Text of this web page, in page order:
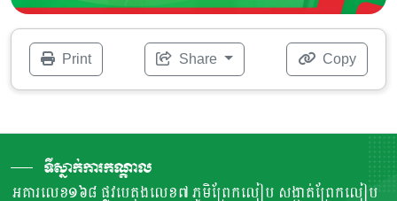
Print Share Copy
ទីស្នាក់ការកណ្តាល
អគារលេខ១៦៨ ផ្លូវបេតុងលេខ៧ ភូមិព្រែកលៀប សង្កាត់ព្រែកលៀប